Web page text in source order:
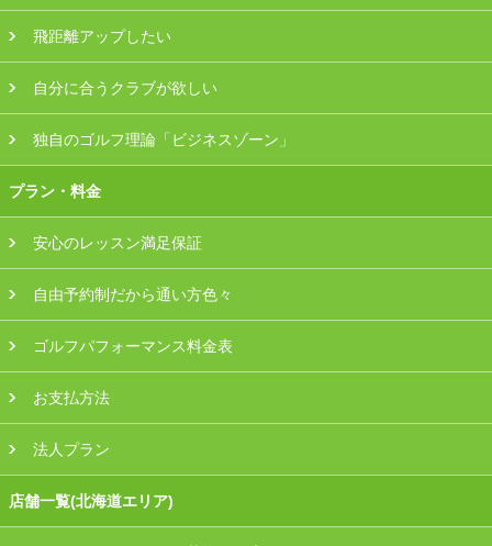
飛距離アップしたい
自分に合うクラブが欲しい
独自のゴルフ理論「ビジネスゾーン」
プラン・料金
安心のレッスン満足保証
自由予約制だから通い方色々
ゴルフパフォーマンス料金表
お支払方法
法人プラン
店舗一覧(北海道エリア)